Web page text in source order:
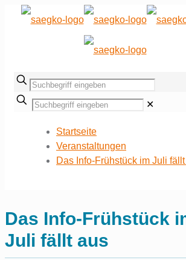
✕
Startseite
Veranstaltungen
Das Info-Frühstück im Juli
Das Info-Frühstück
Juli fällt aus